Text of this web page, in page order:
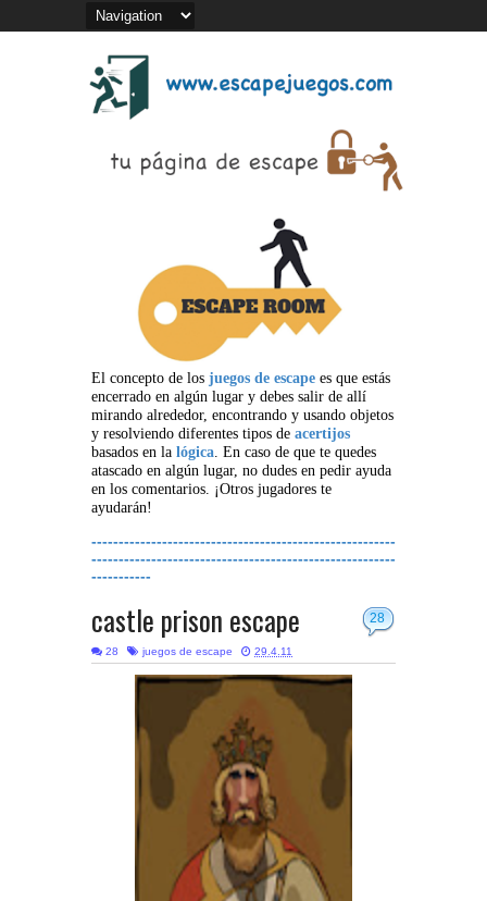
El concepto de los juegos de escape es que estás
encerrado en algún lugar y debes salir de allí
mirando alrededor, encontrando y usando objetos
y resolviendo diferentes tipos de acertijos
basados en la lógica. En caso de que te quedes
atascado en algún lugar, no dudes en pedir ayuda
en los comentarios. ¡Otros jugadores te
ayudarán!
--------------------------------------------------------
--------------------------------------------------------
-----------
28
castle prison escape
28 juegos de escape 29.4.11